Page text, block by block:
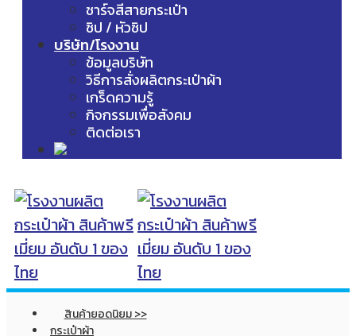
ชาร์จสีสายกระเป๋า
ซิป / หัวซิป
บริษัท/โรงงาน
ข้อมูลบริษัท
วิธีการสั่งผลิตกระเป๋าผ้า
เกร็ดความรู้
กิจกรรมเพื่อสังคม
ติดต่อเรา
สินค้ายอดนิยม >>
กระเป๋าผ้า